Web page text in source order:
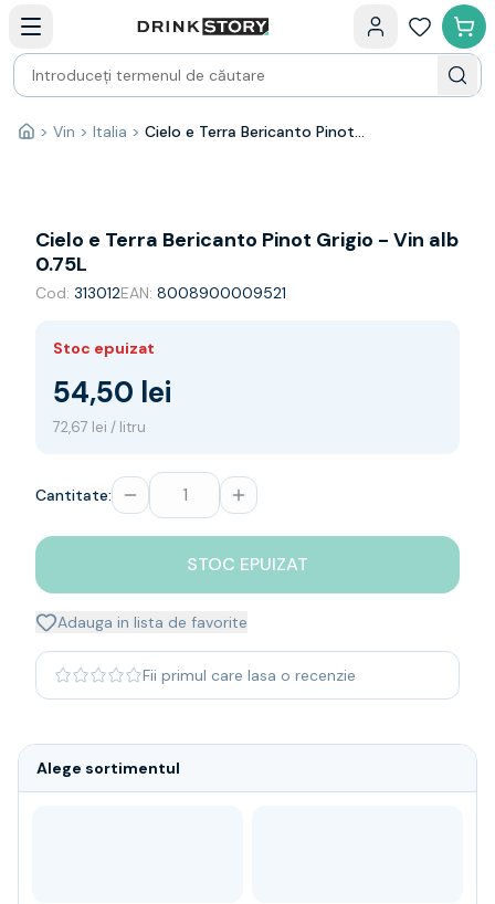
Bauturi fine — selectie
Produse Noi
Cosuri cadou
Pachete & Cadouri
Vin
Franta
Spania
Africa de Sud
Germania
Noua Zeelanda
Spumante
Sampanie
Single malt
Japanese
Bourbon
Blanded Japanese
Canadian
Rom
Vodka
Acasă
> Vin > Italia > Cielo e Terra Bericanto Pinot Grigio - Vin alb 0.75L
Cielo e Terra Bericanto Pinot Grigio - Vin alb
0.75L
Cod: 313012EAN: 8008900009521
Stoc epuizat
54,50 lei
72,67 lei / litru
Cantitate:
STOC EPUIZAT
Adauga in lista de favorite
Fii primul care lasa o recenzie
Alege sortimentul